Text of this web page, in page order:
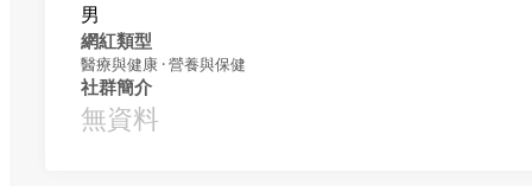
男
網紅類型
醫療與健康 · 營養與保健
社群簡介
無資料